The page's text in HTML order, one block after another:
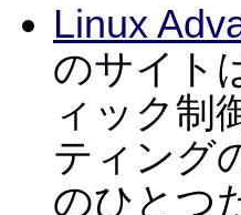
Linux
のサイト
ィック制
ティング
のひとつ